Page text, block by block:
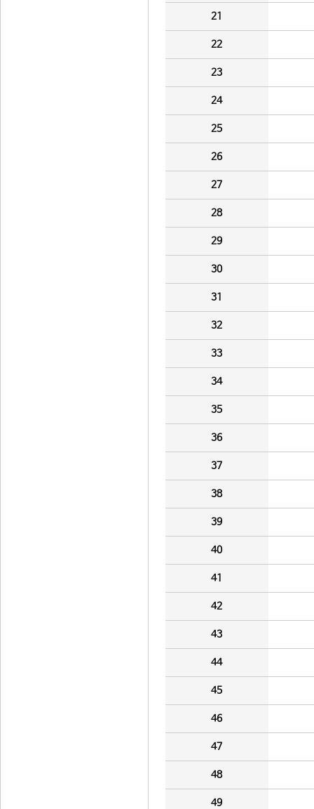
21
22
23
24
25
26
27
28
29
30
31
32
33
34
35
36
37
38
39
40
41
42
43
44
45
46
47
48
49